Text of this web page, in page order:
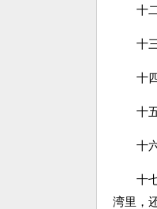
十二
十三
十四
十五
十六
十七
湾里，